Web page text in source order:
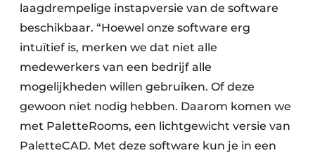
laagdrempelige instapversie van de software
beschikbaar. “Hoewel onze software erg
intuïtief is, merken we dat niet alle
medewerkers van een bedrijf alle
mogelijkheden willen gebruiken. Of deze
gewoon niet nodig hebben. Daarom komen we
met PaletteRooms, een lichtgewicht versie van
PaletteCAD. Met deze software kun je in een